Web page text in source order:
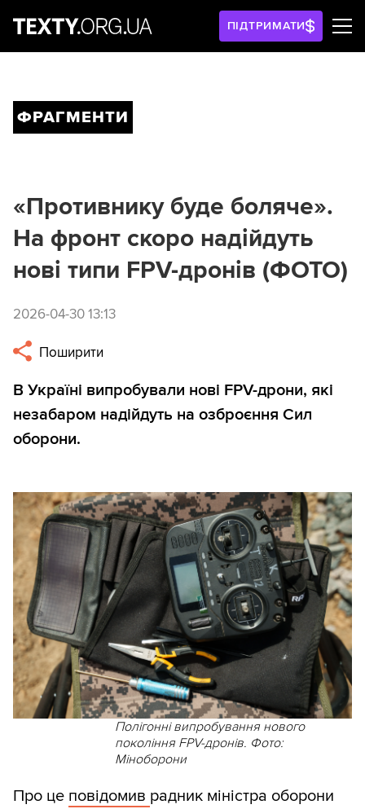
ПІДТРИМАТИ
ФРАГМЕНТИ
«Противнику буде боляче».
На фронт скоро надійдуть
нові типи FPV-дронів (ФОТО)
2026-04-30 13:13
Поширити
В Україні випробували нові FPV-дрони, які
незабаром надійдуть на озброєння Сил
оборони.
Полігонні випробування нового
покоління FPV-дронів. Фото:
Міноборони
Про це повідомив радник міністра оборони